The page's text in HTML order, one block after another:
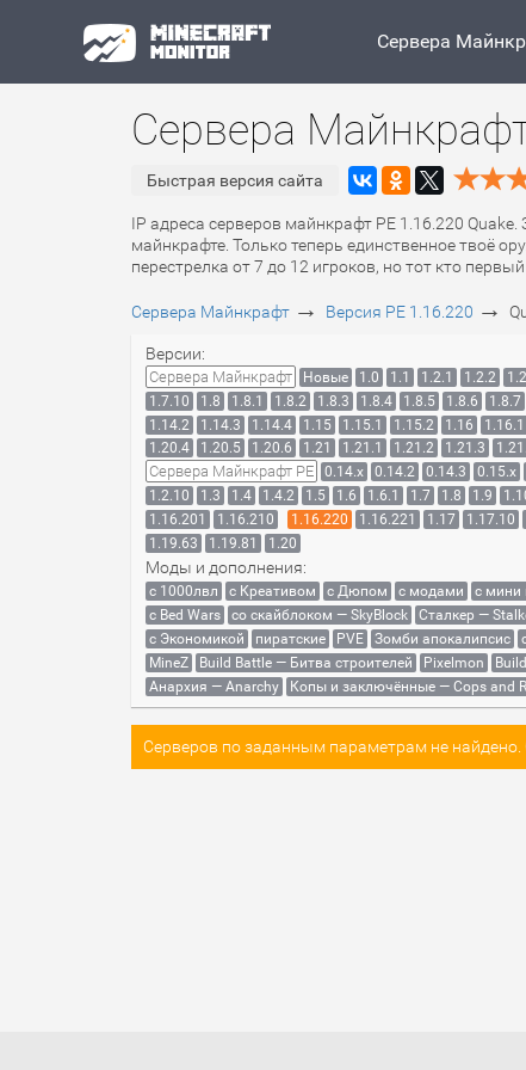
Сервера
Сервера
Быстрая версия сайта
IP адреса серверов майнкрафт PE 1.16.220
майнкрафте. Только теперь единственное твоё
перестрелка от 7 до 12 игроков, но тот кто
Сервера Майнкрафт → Версия PE 1.16.220 →
Версии:
Сервера Майнкрафт Новые 1.0 1.1 1.2.1 1.2.2
1.7.10
1.8 1.8.1 1.8.2 1.8.3 1.8.4 1.8.5 1.8.6 1.8.7
1.14.2
1.14.3 1.14.4 1.15 1.15.1 1.15.2 1.16 1.16.1
1.20.4
1.20.5 1.20.6 1.21 1.21.1 1.21.2 1.21.3
Сервера Майнкрафт PE 0.14.x 0.14.2 0.14.3 0.15.x
1.2.10
1.3 1.4 1.4.2 1.5 1.6 1.6.1 1.7 1.8 1.9
1.16.201
1.16.210 1.16.220 1.16.221 1.17 1.17.10
1.19.63
1.19.81 1.20
Моды и дополнения:
с 1000лвл c Креативом с Дюпом с модами с мини
с Bed Wars
со скайблоком — SkyBlock Сталкер —
с Экономикой
пиратские PVE Зомби апокалипсис
MineZ
Build Battle — Битва строителей Pixelmon
Анархия — Anarchy
Копы и заключённые — Cops and
Серверов по заданным параметрам не найдено.